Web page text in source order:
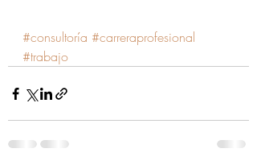
#consultoría #carreraprofesional
#trabajo